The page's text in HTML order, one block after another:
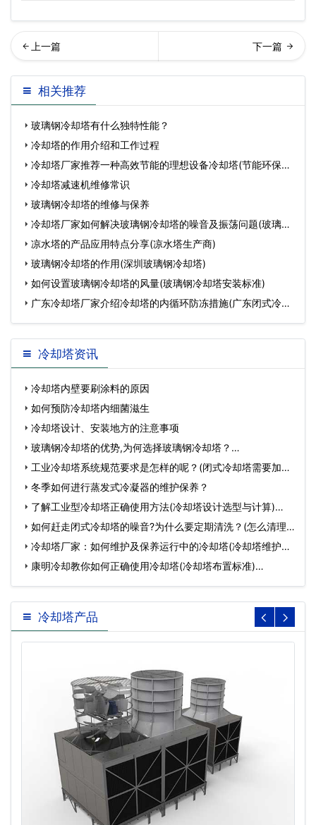
析横流式冷却塔运作原理和
适用范围(闭式横流冷…
式冷却塔的分类(闭式冷却塔
的应用范围)
相关推荐
玻璃钢冷却塔有什么独特性能？
冷却塔的作用介绍和工作过程
冷却塔厂家推荐一种高效节能的理想设备冷却塔(节能环保型
冷 冷却塔减速机维修常识
玻璃钢冷却塔的维修与保养
冷却塔厂家如何解决玻璃钢冷却塔的噪音及振荡问题(玻璃钢
冷 凉水塔的产品应用特点分享(凉水塔生产商)
玻璃钢冷却塔的作用(深圳玻璃钢冷却塔)
如何设置玻璃钢冷却塔的风量(玻璃钢冷却塔安装标准)
广东冷却塔厂家介绍冷却塔的内循环防冻措施(广东闭式冷却
塔
冷却塔资讯
冷却塔内壁要刷涂料的原因
如何预防冷却塔内细菌滋生
冷却塔设计、安装地方的注意事项
玻璃钢冷却塔的优势,为何选择玻璃钢冷却塔？…
工业冷却塔系统规范要求是怎样的呢？(闭式冷却塔需要加药
么)…
冬季如何进行蒸发式冷凝器的维护保养？
了解工业型冷却塔正确使用方法(冷却塔设计选型与计算)…
如何赶走闭式冷却塔的噪音?为什么要定期清洗？(怎么清理
闭式…
冷却塔厂家：如何维护及保养运行中的冷却塔(冷却塔维护厂
家)…康明冷却教你如何正确使用冷却塔(冷却塔布置标准)…
冷却塔产品